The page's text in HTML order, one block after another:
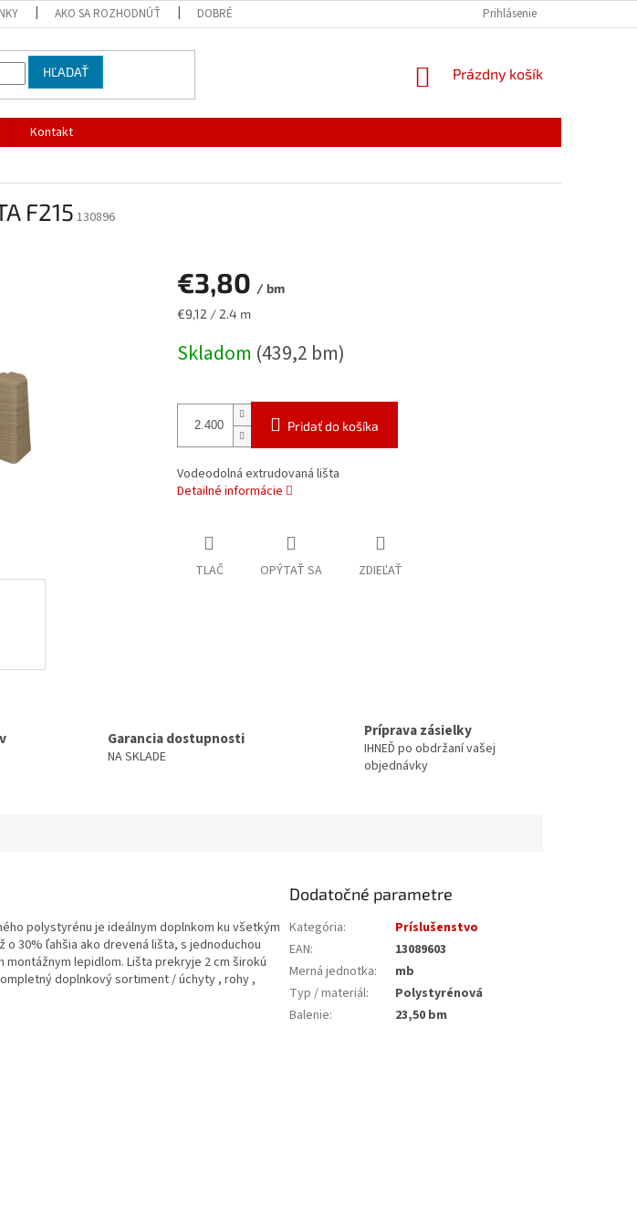
AKO SA ROZHODNÚŤ DOBRÉ VEDIEŤ Prihlásenie
HĽADAŤ
NÁKUPNÝ
Prázdny košík
Kontakt
F215 130896
€3,80 / bm
Jednotková
€9,12 / 2.4 m
Skladom (439,2 bm)
Pridať do košíka
Vodeodolná extrudovaná lišta
Detailné informácie
TLAČ OPÝTAŤ SA ZDIEĽAŤ
Garancia dostupnosti
NA SKLADE
Príprava zásielky
IHNEĎ po obdržaní vašej
objednávky
polystyrénu je ideálnym doplnkom ku všetkým
o 30% ľahšia ako drevená lišta, s jednoduchou
lepidlom. Lišta prekryje 2 cm širokú
doplnkový sortiment / úchyty , rohy ,
Dodatočné parametre
Kategória:
Príslušenstvo
EAN:
13089603
Merná jednotka:
mb
Typ / materiál:
Polystyrénová
Balenie: 23,50 bm